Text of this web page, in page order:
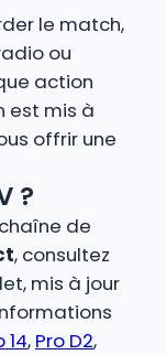
le match,
ou
action
est mis à
offrir une
?
de
, consultez
mis à jour
14, Pro D2,